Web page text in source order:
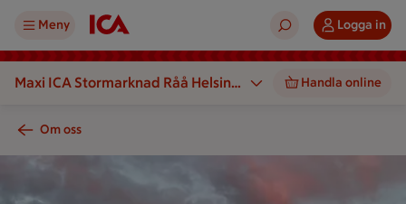
Meny Logga in
Maxi ICA Stormarknad Råå Helsing
Handla online
Om oss